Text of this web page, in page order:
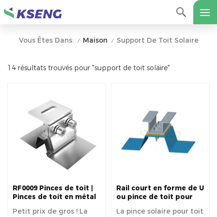
Vous Êtes Dans: / Maison / Support De Toit Solaire
14 résultats trouvés pour "support de toit solaire"
RF0009 Pinces de toit |
Pinces de toit en métal
Petit prix de gros ! La
Rail court en forme de U
ou pince de toit pour
La pince solaire pour toit